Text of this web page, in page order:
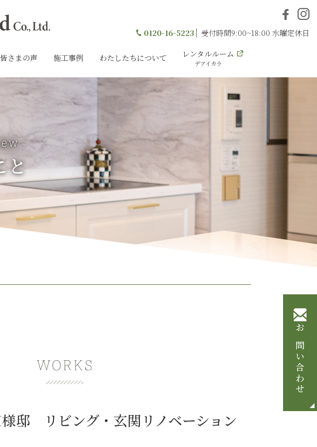
0120-16-5223 受付時間9:00~18:00 水曜定休日
皆さまの声 施工事例 わたしたちについて レンタルルーム
デアイカラ
お問い合わせ
と
邸 リビング・玄関リノベーション